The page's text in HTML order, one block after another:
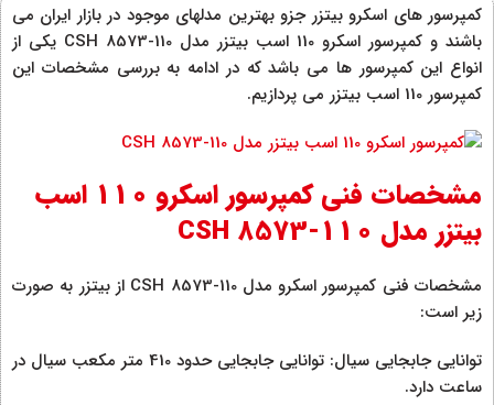
کمپرسور های اسکرو بیتزر جزو بهترین مدلهای موجود در بازار ایران می
باشند و کمپرسور اسکرو 110 اسب بیتزر مدل CSH 8573-110 یکی از
انواع این کمپرسور ها می باشد که در ادامه به بررسی مشخصات این
کمپرسور 110 اسب بیتزر می پردازیم.
مشخصات فنی کمپرسور اسکرو 110 اسب
بیتزر مدل CSH 8573-110
مشخصات فنی کمپرسور اسکرو مدل CSH 8573-110 از بیتزر به صورت
زیر است:
توانایی جابجایی سیال: توانایی جابجایی حدود 410 متر مکعب سیال در
ساعت دارد.